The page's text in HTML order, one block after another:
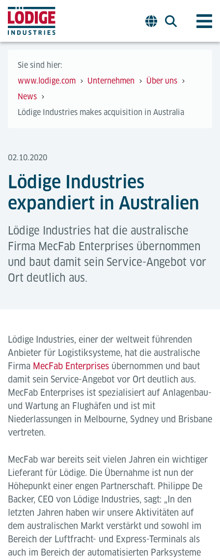
Sie sind hier:
www.lodige.com
Unternehmen
Über uns
News
Lödige Industries makes acquisition in Australia
02.10.2020
Lödige Industries
expandiert in Australien
Lödige Industries hat die australische
Firma MecFab Enterprises übernommen
und baut damit sein Service-Angebot vor
Ort deutlich aus.
Lödige Industries, einer der weltweit führenden
Anbieter für Logistiksysteme, hat die australische
Firma MecFab Enterprises übernommen und baut
damit sein Service-Angebot vor Ort deutlich aus.
MecFab Enterprises ist spezialisiert auf Anlagenbau-
und Wartung an Flughäfen und ist mit
Niederlassungen in Melbourne, Sydney und Brisbane
vertreten.
MecFab war bereits seit vielen Jahren ein wichtiger
Lieferant für Lödige. Die Übernahme ist nun der
Höhepunkt einer engen Partnerschaft. Philippe De
Backer, CEO von Lödige Industries, sagt: „In den
letzten Jahren haben wir unsere Aktivitäten auf
dem australischen Markt verstärkt und sowohl im
Bereich der Luftfracht- und Express-Terminals als
auch im Bereich der automatisierten Parksysteme